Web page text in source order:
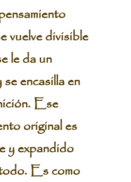
vuelve divisible
le da un
encasilla en
Ese
original es
y expandido
Es como